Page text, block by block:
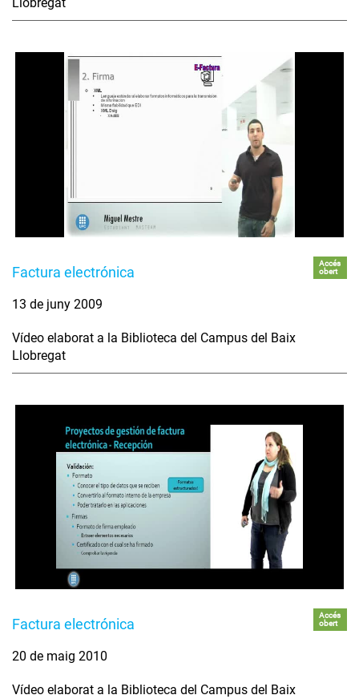
Factura electrónica
Accés
obert
13 de juny 2009
Vídeo elaborat a la Biblioteca del Campus del Baix
Llobregat
Factura electrónica
Accés
obert
20 de maig 2010
Vídeo elaborat a la Biblioteca del Campus del Baix